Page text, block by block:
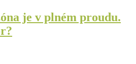
je v plném proudu.